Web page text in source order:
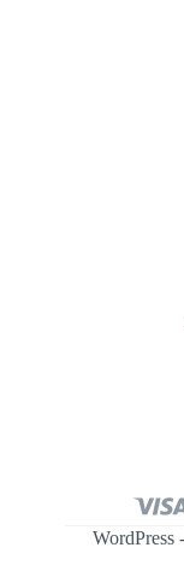
Copyright © 2026 شركة الوسام الإمارات - WordPress